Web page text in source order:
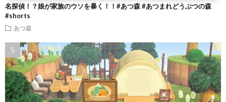
名探偵！？娘が家族のウソを暴く！！#あつ森 #あつまれどうぶつの森
#shorts
あつ森